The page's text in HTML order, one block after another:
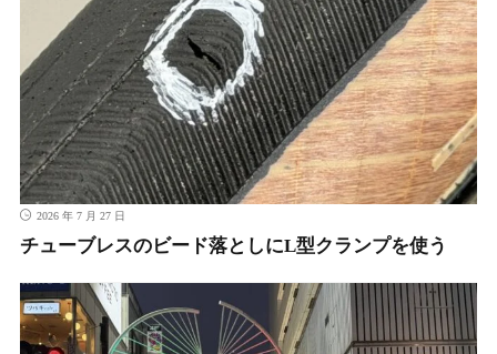
2026 年 7 月 27 日
チューブレスのビード落としにL型クランプを使う